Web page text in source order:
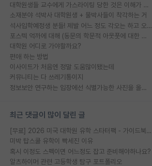
대학원생들 교수에게 가스라이팅 당한 것은 이해가 갑니다. 안타깝네요.
소재분야 석박사 대학원생 + 물박사들이 착각하는 거
석사입학예정생 분들! 제발 어느 정도 각오는 하고 오세요.
포스텍 억까에 대해 (동문의 학문적 아웃풋에 대한 반박)
대학원 어디로 가야할까요?
편애 하는 방법
이사이트가 처음엔 정말 도움많이됐는데
커뮤니티는 다 쓰레기통이지
정보보안 연구하는 입장에선 식별가능한 사진을 올리는건 비추이긴함
최근 댓글이 많이 달린 글
[무료] 2026 미국 대학원 유학 스타터팩 - 가이드북 & 합격자 컨택메일 템플릿
미박 탑스쿨 유학이 빡세진 이유
혹시 이정도 스펙이면 어느정도 잡고 준비해야하나요?
알츠하이머 관련 고등학생 탐구 포트폴리오